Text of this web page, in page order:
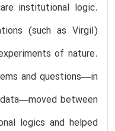
institutional logic.
(such as Virgil)
of nature.
and questions—in
between
logics and helped